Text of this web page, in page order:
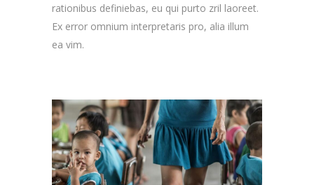
rationibus definiebas, eu qui purto zril laoreet.
Ex error omnium interpretaris pro, alia illum
ea vim.